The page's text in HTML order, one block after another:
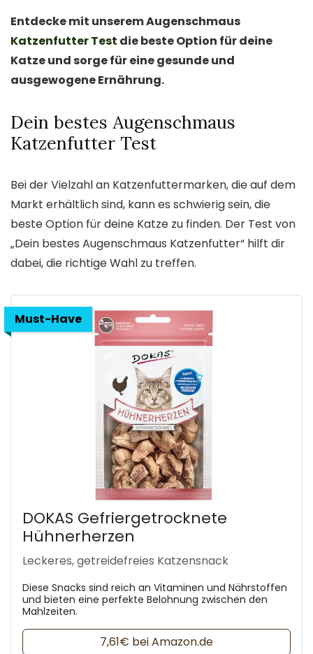
Entdecke mit unserem Augenschmaus
Katzenfutter Test die beste Option für deine
Katze und sorge für eine gesunde und
ausgewogene Ernährung.
Dein bestes Augenschmaus
Katzenfutter Test
Bei der Vielzahl an Katzenfuttermarken, die auf dem
Markt erhältlich sind, kann es schwierig sein, die
beste Option für deine Katze zu finden. Der Test von
„Dein bestes Augenschmaus Katzenfutter“ hilft dir
dabei, die richtige Wahl zu treffen.
Must-Have
DOKAS Gefriergetrocknete
Hühnerherzen
Leckeres, getreidefreies Katzensnack
Diese Snacks sind reich an Vitaminen und Nährstoffen
und bieten eine perfekte Belohnung zwischen den
Mahlzeiten.
7,61€ bei Amazon.de